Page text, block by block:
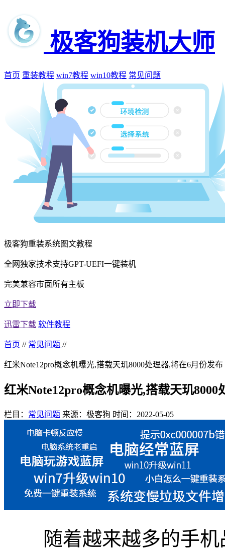
极客狗装机大师
首页 重装教程 win7教程 win10教程 常见问题
极客狗重装系统图文教程
全网独家技术支持GPT-UEFI一键装机
完美兼容市面所有主板
立即下载
迅雷下载 软件教程
首页 // 常见问题 //
红米Note12pro概念机曝光,搭载天玑8000处理器,将在6月份发布
红米Note12pro概念机曝光,搭载天玑8000
栏目： 常见问题 来源：极客狗 时间：2022-05-05
随着越来越多的手机